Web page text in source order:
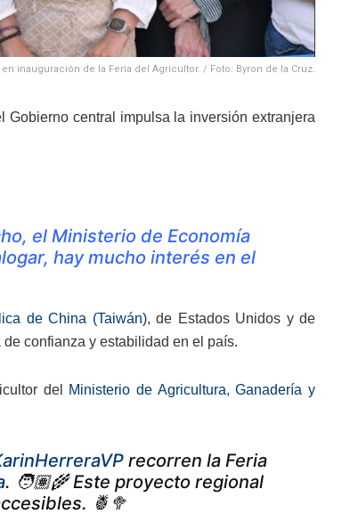
inauguración de la Feria del Agricultor. / Foto: Byron de la Cruz.
Gobierno central impulsa la inversión extranjera
el Ministerio de Economía
hay mucho interés en el
de China (Taiwán), de Estados Unidos y de
confianza y estabilidad en el país.
del Ministerio de Agricultura, Ganadería y
recorren la Feria
. 🧑🏽‍🌾 Este proyecto regional
🍍🥦